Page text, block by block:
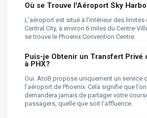
Où se Trouve l'Aéroport Sky
L'aéroport est situé à l'intérieur des limites
Central City, à environ 6 miles du Centre-
se trouve le Phoenix Convention Centre.
Puis-je Obtenir un Transfert Privé
à PHX?
Oui. AtoB propose uniquement un service
l'aéroport de Phoenix. Cela signifie que
demandera jamais de partager votre
passagers, quelle que soit l'affluence.